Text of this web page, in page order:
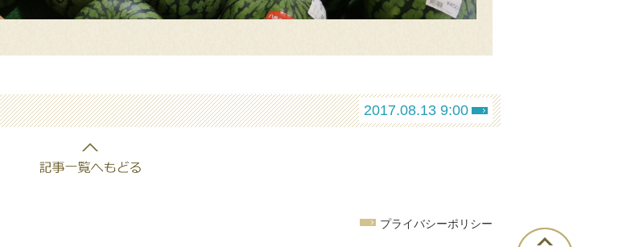
2017.08.13 9:00
プライバシーポリシー